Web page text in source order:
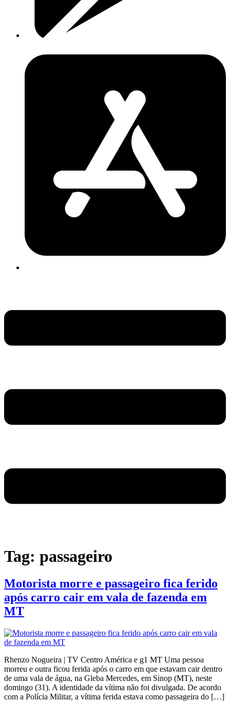
Tag: passageiro
Motorista morre e passageiro fica ferido
após carro cair em vala de fazenda em
MT
Rhenzo Nogueira | TV Centro América e g1 MT Uma pessoa
morreu e outra ficou ferida após o carro em que estavam cair dentro
de uma vala de água, na Gleba Mercedes, em Sinop (MT), neste
domingo (31). A identidade da vítima não foi divulgada. De acordo
com a Polícia Militar, a vítima ferida estava como passageira do […]